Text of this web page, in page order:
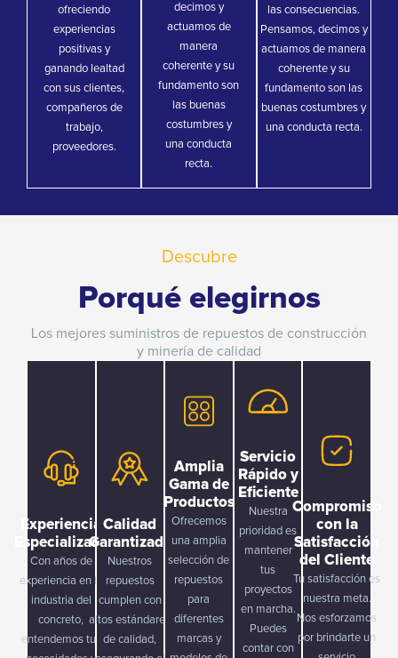
ofreciendo
experiencias
positivas y
ganando lealtad
con sus clientes,
compañeros de
trabajo,
proveedores.
decimos y
actuamos de
manera
coherente y su
fundamento son
las buenas
costumbres y
una conducta
recta.
las consecuencias.
Pensamos, decimos y
actuamos de manera
coherente y su
fundamento son las
buenas costumbres y
una conducta recta.
Descubre
Porqué elegirnos
Los mejores suministros de repuestos de construcción
y minería de calidad
Experiencia
Especializada
Con años de
experiencia en la
industria del
concreto,
entendemos tus
Calidad
Garantizada
Nuestros
repuestos
cumplen con
altos estándares
de calidad,
Amplia
Gama de
Productos
Ofrecemos
una amplia
selección de
repuestos
para
diferentes
marcas y
Servicio
Rápido y
Eficiente
Nuestra
prioridad es
mantener
tus
proyectos
en marcha.
Puedes
contar con
Compromiso
con la
Satisfacción
del Cliente
Tu satisfacción es
nuestra meta.
Nos esforzamos
por brindarte un